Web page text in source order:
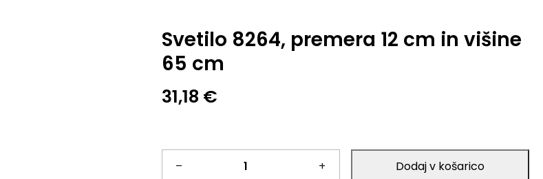
Svetilo 8264, premera 12 cm in višine
65 cm
31,18 €
–
Svetilo
+ Dodaj v košarico